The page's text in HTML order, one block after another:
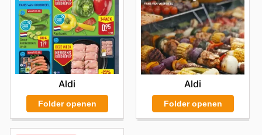
Aldi
Folder openen
Aldi
Folder openen